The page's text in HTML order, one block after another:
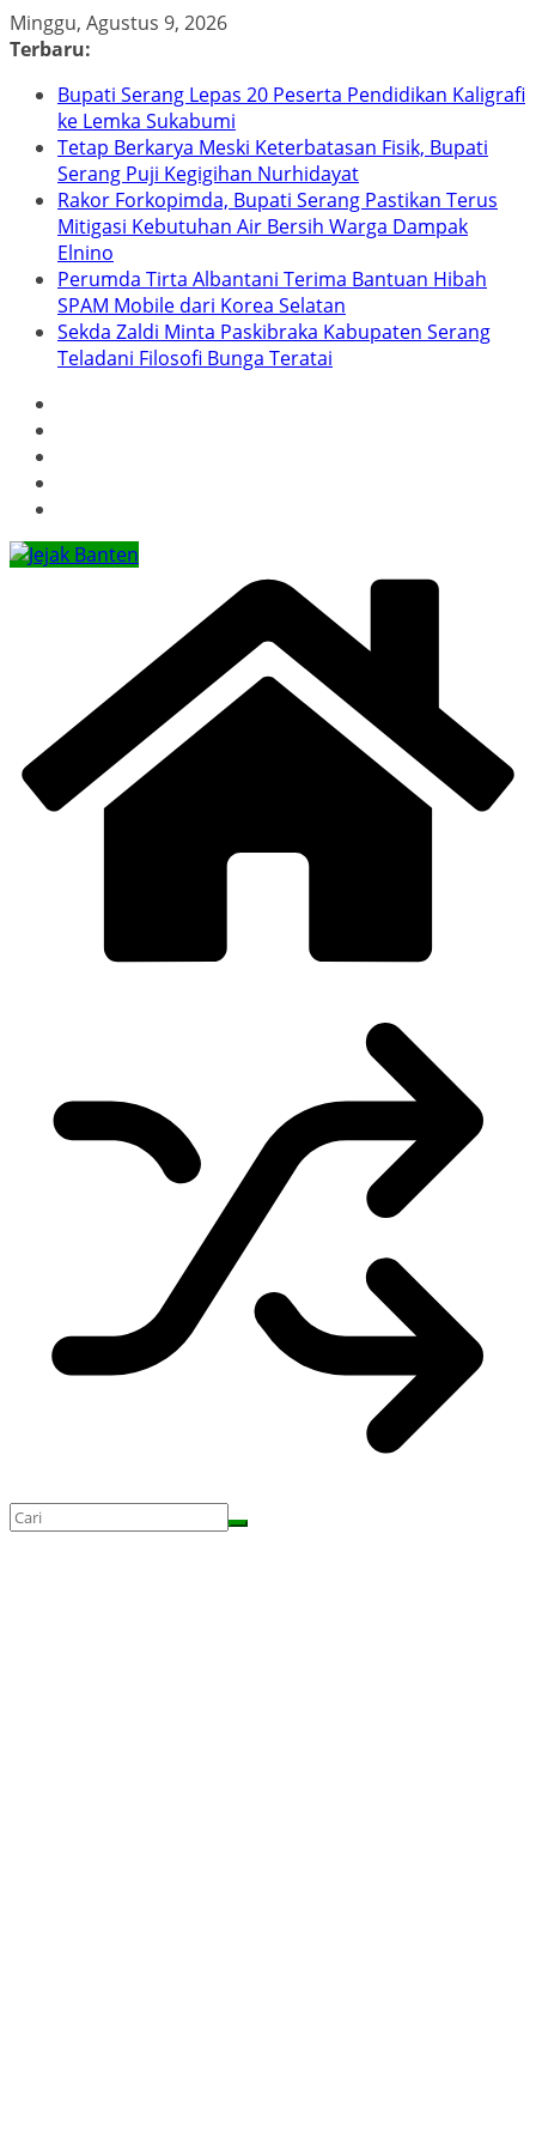
Skip
to
Minggu, Agustus 9, 2026
Terbaru:
Bupati Serang Lepas 20 Peserta Pendidikan Kaligrafi
ke Lemka Sukabumi
Tetap Berkarya Meski Keterbatasan Fisik, Bupati
Serang Puji Kegigihan Nurhidayat
Rakor Forkopimda, Bupati Serang Pastikan Terus
Mitigasi Kebutuhan Air Bersih Warga Dampak
Elnino
Perumda Tirta Albantani Terima Bantuan Hibah
SPAM Mobile dari Korea Selatan
Sekda Zaldi Minta Paskibraka Kabupaten Serang
Teladani Filosofi Bunga Teratai